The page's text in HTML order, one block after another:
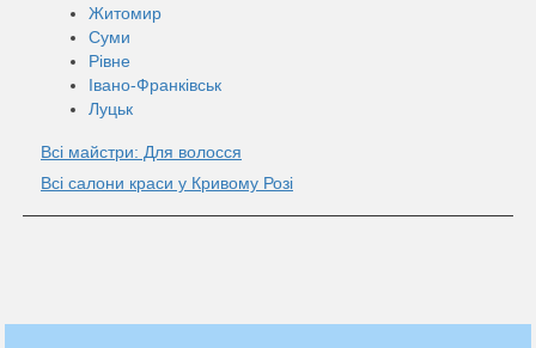
Житомир
Суми
Рівне
Івано-Франківськ
Луцьк
Всі майстри: Для волосся
Всі салони краси у Кривому Розі